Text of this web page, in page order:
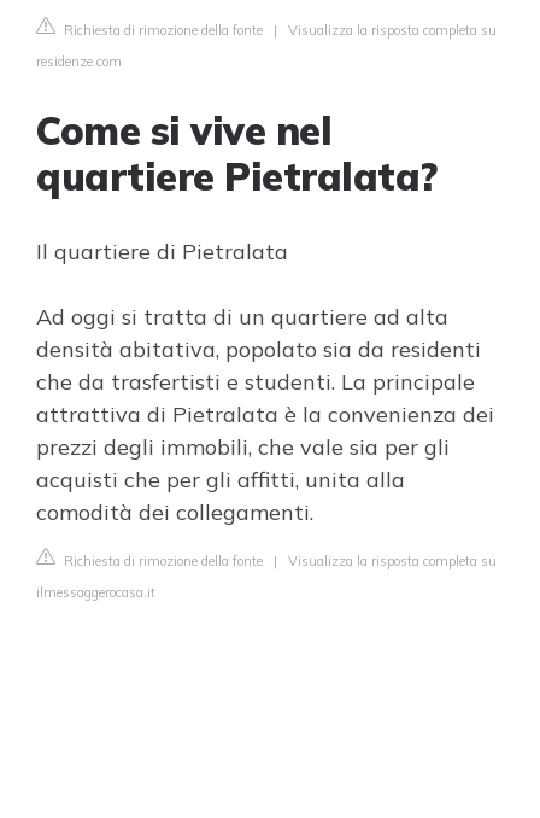
Richiesta di rimozione della fonte | Visualizza la risposta completa su
residenze.com
Come si vive nel
quartiere Pietralata?
Il quartiere di Pietralata
Ad oggi si tratta di un quartiere ad alta
densità abitativa, popolato sia da residenti
che da trasfertisti e studenti. La principale
attrattiva di Pietralata è la convenienza dei
prezzi degli immobili, che vale sia per gli
acquisti che per gli affitti, unita alla
comodità dei collegamenti.
Richiesta di rimozione della fonte | Visualizza la risposta completa su
ilmessaggerocasa.it